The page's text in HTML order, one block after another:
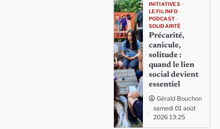
INITIATIVES
LE FIL INFO
PODCAST
SOLIDARITÉ
Précarité,
canicule,
solitude :
quand le lien
social devient
essentiel
Gérald Bouchon
samedi 01 août
2026 13:25